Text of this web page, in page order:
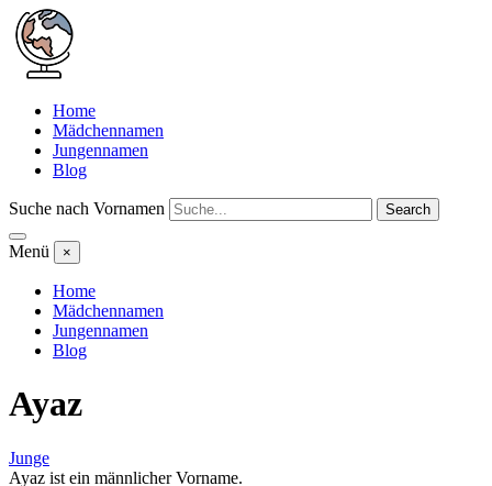
Home
Mädchennamen
Jungennamen
Blog
Suche nach Vornamen Search
Menü ×
Home
Mädchennamen
Jungennamen
Blog
Ayaz
Junge
Ayaz ist ein männlicher Vorname.